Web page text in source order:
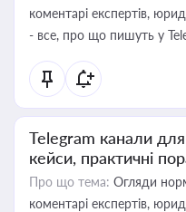
коментарі експертів,
- все, про що пишуть у
Telegram канали
кейси, практичні
Про що тема: Огляди
коментарі експертів,